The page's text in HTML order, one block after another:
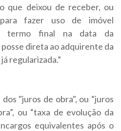
que deixou de receber, ou
fazer uso de imóvel
termo final na data da
direta ao adquirente da
regularizada.”
"juros de obra", ou “juros
ou “taxa de evolução da
equivalentes após o